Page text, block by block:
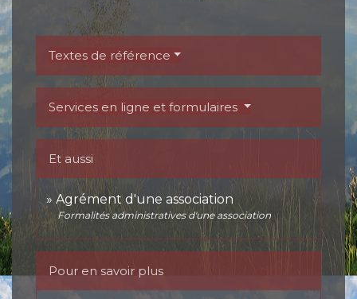
Textes de référence
Services en ligne et formulaires
Et aussi
Agrément d'une association
Formalités administratives d'une association
Pour en savoir plus